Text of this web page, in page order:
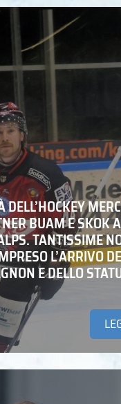
DELL’HOCKEY
BUAM E SKOK
TANTISSIME
L’ARRIVO
E DELLO